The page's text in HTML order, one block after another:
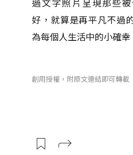
好，就算是再平凡不過
為每個人生活中的小確幸
創用授權，附原文連結即可轉載